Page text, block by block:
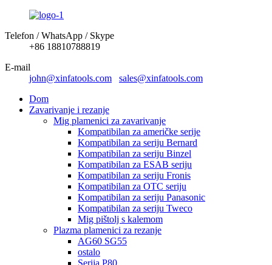
Telefon / WhatsApp / Skype
+86 18810788819
E-mail
john@xinfatools.com
sales@xinfatools.com
Dom
Zavarivanje i rezanje
Mig plamenici za zavarivanje
Kompatibilan za američke serije
Kompatibilan za seriju Bernard
Kompatibilan za seriju Binzel
Kompatibilan za ESAB seriju
Kompatibilan za seriju Fronis
Kompatibilan za OTC seriju
Kompatibilan za seriju Panasonic
Kompatibilan za seriju Tweco
Mig pištolj s kalemom
Plazma plamenici za rezanje
AG60 SG55
ostalo
Serija P80